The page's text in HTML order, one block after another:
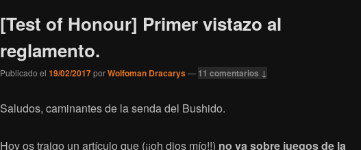
[Test of Honour] Primer vistazo al
reglamento.
Publicado el 19/02/2017porWolfoman Dracarys— 11 comentarios ↓
Saludos, caminantes de la senda del Bushido.
Hoy os traigo un artículo que (¡¡oh dios mío!!) no va sobre juegos de la